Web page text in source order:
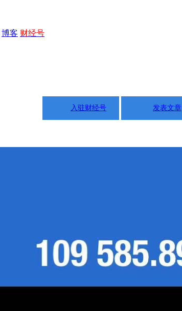
博客 财经号
入驻财经号 发表文章